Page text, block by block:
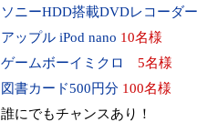
ソニーHDD搭載DVDレコーダ
アップル iPod nano 10名様
ゲームボーイミクロ
5名様
図書カード500円分 100名様
誰にでもチャンスあり！